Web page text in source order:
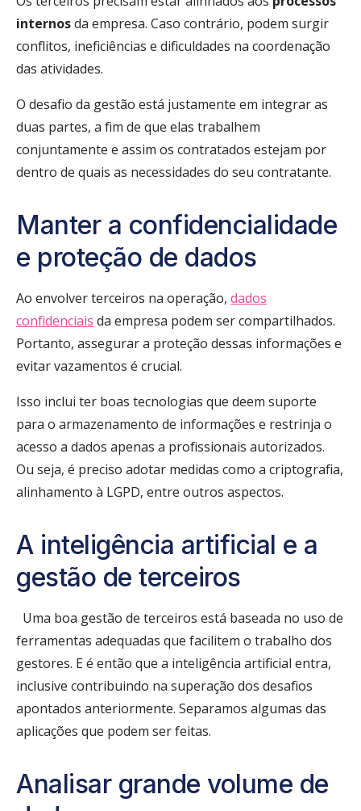
internosda empresa. Caso contrário, podem surgir
conflitos, ineficiências e dificuldades na coordenação
das atividades.
O desafio da gestão está justamente em integrar as
duas partes, a fim de que elas trabalhem
conjuntamente e assim os contratados estejam por
dentro de quais as necessidades do seu contratante.
Manter a confidencialidade
e proteção de dados
Ao envolver terceiros na operação, dados
confidenciais da empresa podem ser compartilhados.
Portanto, assegurar a proteção dessas informações e
evitar vazamentos é crucial.
Isso inclui ter boas tecnologias que deem suporte
para o armazenamento de informações e restrinja o
acesso a dados apenas a profissionais autorizados.
Ou seja, é preciso adotar medidas como a criptografia,
alinhamento à LGPD, entre outros aspectos.
A inteligência artificial e a
gestão de terceiros
Uma boa gestão de terceiros está baseada no uso de
ferramentas adequadas que facilitem o trabalho dos
gestores. E é então que a inteligência artificial entra,
inclusive contribuindo na superação dos desafios
apontados anteriormente. Separamos algumas das
aplicações que podem ser feitas.
Analisar grande volume de